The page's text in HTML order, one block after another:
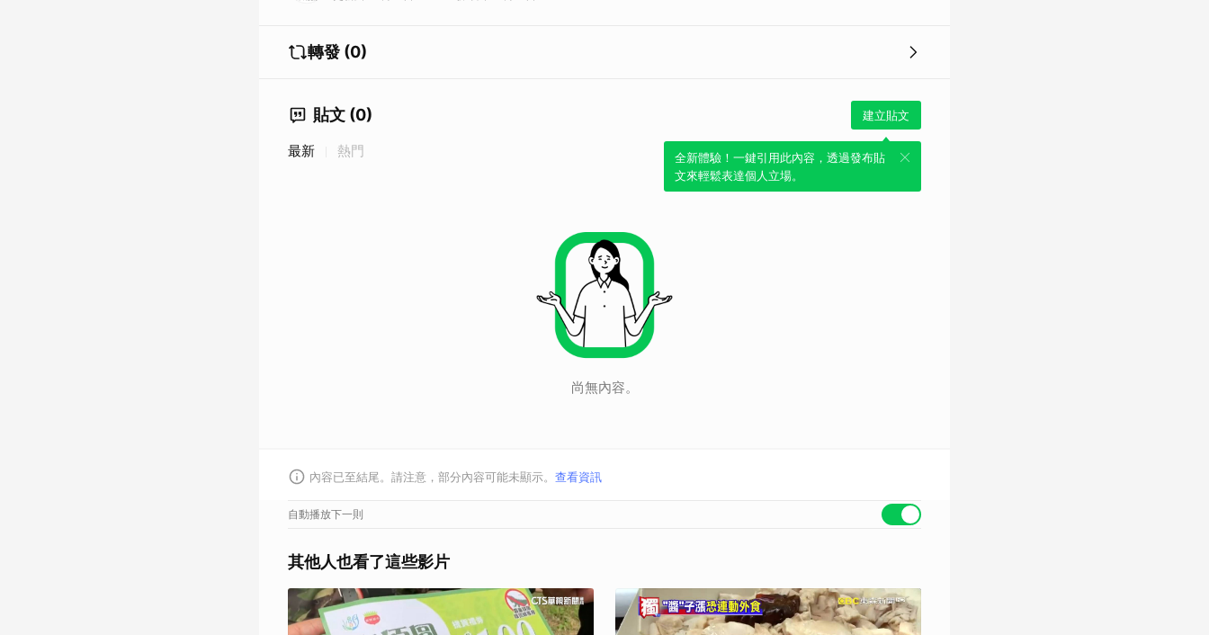
轉發 (0)
貼文 (0) 建立貼文
全新體驗！一鍵引用此內容，透過發布貼
文來輕鬆表達個人立場。
最新 熱門
尚無內容。
內容已至結尾。請注意，部分內容可能未顯示。 查看資訊
自動播放下一則
其他人也看了這些影片